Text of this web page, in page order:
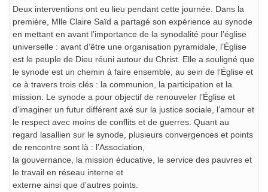
Deux interventions ont eu lieu pendant cette journée. Dans la
première, Mlle Claire Saïd a partagé son expérience au synode
en mettant en avant l’importance de la synodalité pour l’église
universelle : avant d’être une organisation pyramidale, l’Église
est le peuple de Dieu réuni autour du Christ. Elle a souligné que
le synode est un chemin à faire ensemble, au sein de l’Église et
ce à travers trois clés : la communion, la participation et la
mission. Le synode a pour objectif de renouveler l’Église et
d’imaginer un futur différent axé sur la justice sociale, l’amour et
le respect avec moins de conflits et de guerres. Quant au
regard lasallien sur le synode, plusieurs convergences et points
de rencontre sont là : l’Association,
la gouvernance, la mission éducative, le service des pauvres et
le travail en réseau interne et
externe ainsi que d’autres points.